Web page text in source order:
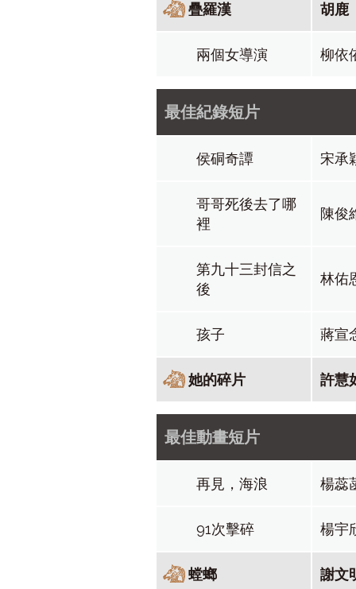
疊羅漢 胡鹿
兩個女導演 柳依
最佳紀錄短片
侯硐奇譚 宋承
哥哥死後去了哪
裡
陳俊
第九十三封信之
後
林佑
孩子 蔣宣
她的碎片 許慧
最佳動畫短片
再見，海浪 楊蕊
91次擊碎 楊宇
螳螂 謝文